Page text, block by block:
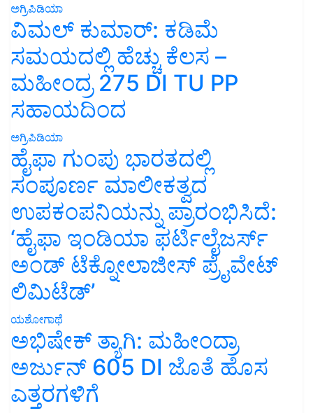
ಅಗ್ರಿಪಿಡಿಯಾ
ವಿಮಲ್ ಕುಮಾರ್: ಕಡಿಮೆ
ಸಮಯದಲ್ಲಿ ಹೆಚ್ಚು ಕೆಲಸ –
ಮಹೀಂದ್ರ 275 DI TU PP
ಸಹಾಯದಿಂದ
ಅಗ್ರಿಪಿಡಿಯಾ
ಹೈಫಾ ಗುಂಪು ಭಾರತದಲ್ಲಿ
ಸಂಪೂರ್ಣ ಮಾಲೀಕತ್ವದ
ಉಪಕಂಪನಿಯನ್ನು ಪ್ರಾರಂಭಿಸಿದೆ:
‘ಹೈಫಾ ಇಂಡಿಯಾ ಫರ್ಟಿಲೈಜರ್ಸ್
ಅಂಡ್ ಟೆಕ್ನೋಲಾಜೀಸ್ ಪ್ರೈವೇಟ್
ಲಿಮಿಟೆಡ್’
ಯಶೋಗಾಥೆ
ಅಭಿಷೇಕ್ ತ್ಯಾಗಿ: ಮಹೀಂದ್ರಾ
ಅರ್ಜುನ್ 605 DI ಜೊತೆ ಹೊಸ
ಎತ್ತರಗಳಿಗೆ